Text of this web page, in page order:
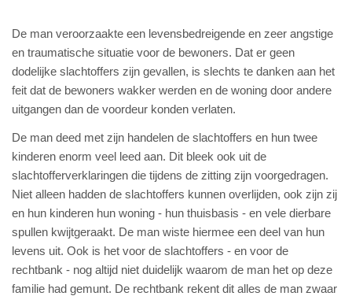
De man veroorzaakte een levensbedreigende en zeer angstige
en traumatische situatie voor de bewoners. Dat er geen
dodelijke slachtoffers zijn gevallen, is slechts te danken aan het
feit dat de bewoners wakker werden en de woning door andere
uitgangen dan de voordeur konden verlaten.
De man deed met zijn handelen de slachtoffers en hun twee
kinderen enorm veel leed aan. Dit bleek ook uit de
slachtofferverklaringen die tijdens de zitting zijn voorgedragen.
Niet alleen hadden de slachtoffers kunnen overlijden, ook zijn zij
en hun kinderen hun woning - hun thuisbasis - en vele dierbare
spullen kwijtgeraakt. De man wiste hiermee een deel van hun
levens uit. Ook is het voor de slachtoffers - en voor de
rechtbank - nog altijd niet duidelijk waarom de man het op deze
familie had gemunt. De rechtbank rekent dit alles de man zwaar